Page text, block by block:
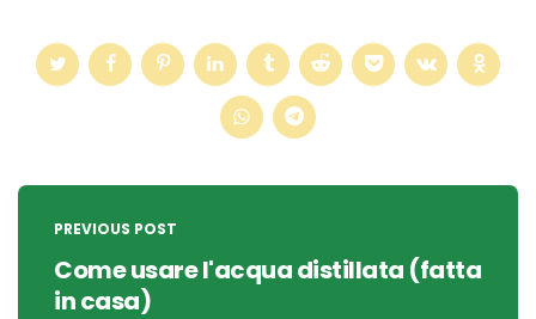
Post
navigation
PREVIOUS POST
Come usare l'acqua distillata (fatta
in casa)